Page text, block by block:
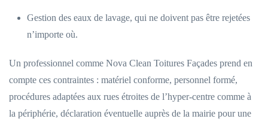
Gestion des eaux de lavage, qui ne doivent pas être rejetées
n’importe où.
Un professionnel comme Nova Clean Toitures Façades prend en
compte ces contraintes : matériel conforme, personnel formé,
procédures adaptées aux rues étroites de l’hyper-centre comme à
la périphérie, déclaration éventuelle auprès de la mairie pour une